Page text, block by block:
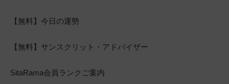
【無料】今日の運勢
【無料】サンスクリット・アドバイザー
SitaRama会員ランクご案内